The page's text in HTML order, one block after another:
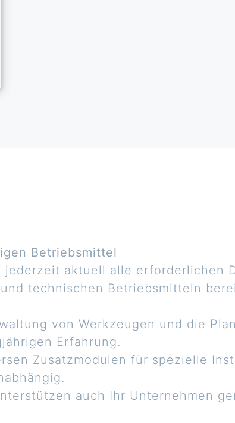
Betriebsmittel
jederzeit aktuell alle erforderlichen
technischen Betriebsmitteln
von Werkzeugen und die
Erfahrung.
Zusatzmodulen für spezielle
auch Ihr Unternehmen